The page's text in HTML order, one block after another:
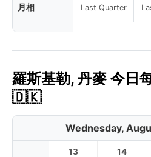
月相 Last Quarter
羅斯基勒, 丹麥 今日
🇩🇰
Wednesday,
13 14